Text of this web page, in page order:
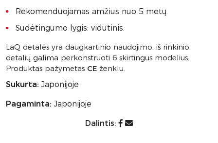
Rekomenduojamas amžius nuo 5 metų.
Sudėtingumo lygis: vidutinis.
LaQ detalės yra daugkartinio naudojimo, iš rinkinio
detalių galima perkonstruoti 6 skirtingus modelius.
Produktas pažymėtas CE ženklu.
Sukurta: Japonijoje
Pagaminta: Japonijoje
Dalintis: